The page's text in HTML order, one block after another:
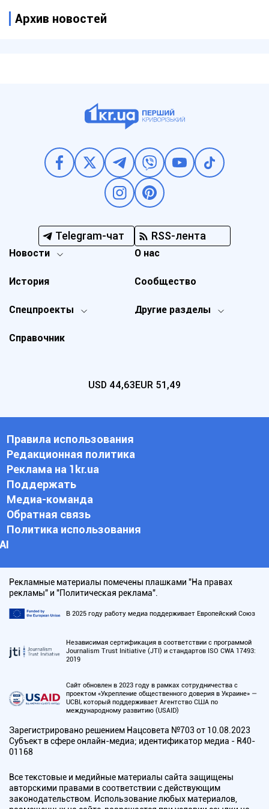
Архив новостей
Telegram-чат RSS-лента
Новости
Спецпроекты Другие разделы
История
О нас
Справочник
Сообщество
USD 44,63EUR 51,49
Правила использования
Редакционная политика
Реклама на 1kr.ua
Поддержать
Медиа-команда
Обратная связь
Политика использования
АI
Рекламные материалы помечены плашками "На правах
рекламы" и "Политическая реклама".
В 2025 году работу медиа поддерживает Европейский Союз
Независимая сертификация в соответствии с программой
Journalism Trust Initiative (JTI) и стандартов ISO CWA 17493:
2019
Сайт обновлен в 2023 году в рамках сотрудничества с
проектом «Укрепление общественного доверия в Украине» —
UCBI, который поддерживает Агентство США по
международному развитию (USAID)
Зарегистрировано решением Нацсовета №703 от 10.08.2023
Субъект в сфере онлайн-медиа; идентификатор медиа - R40-
01168
Все текстовые и медийные материалы сайта защищены
авторскими правами в соответствии с действующим
законодательством. Использование любых материалов,